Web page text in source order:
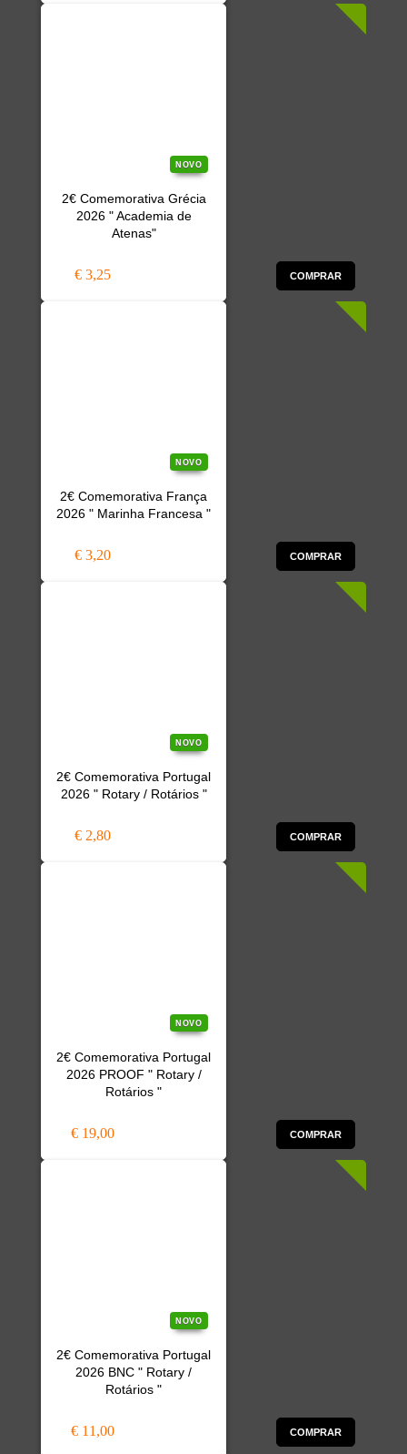
NOVO
2€ Comemorativa Grécia
2026 " Academia de
Atenas"
€ 3,25 COMPRAR
NOVO
2€ Comemorativa França
2026 " Marinha Francesa "
€ 3,20 COMPRAR
NOVO
2€ Comemorativa Portugal
2026 " Rotary / Rotários "
€ 2,80 COMPRAR
NOVO
2€ Comemorativa Portugal
2026 PROOF " Rotary /
Rotários "
€ 19,00 COMPRAR
NOVO
2€ Comemorativa Portugal
2026 BNC " Rotary /
Rotários "
€ 11,00 COMPRAR